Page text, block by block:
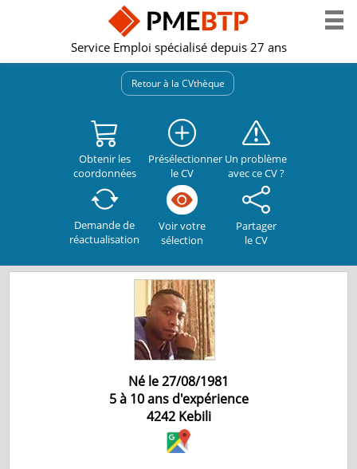
Service Emploi spécialisé depuis 27 ans
Retour à la CVthèque
Obtenir les
coordonnées
Présélectionner
le CV
Un problème
avec ce CV ?
Demande de
réactualisation
Voir votre
sélection
Partager
le CV
Né le 27/08/1981
5 à 10 ans d'expérience
4242 Kebili